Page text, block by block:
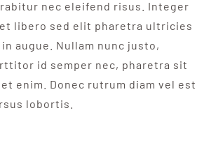
nec eleifend risus. Integer
libero sed elit pharetra ultricies
in augue. Nullam nunc justo,
id semper nec, pharetra sit
enim. Donec rutrum diam vel est
lobortis.